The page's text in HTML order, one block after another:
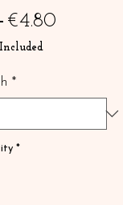
Regular
Price
€4.80
*
*